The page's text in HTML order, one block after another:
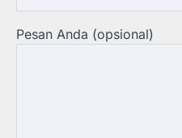
Pesan Anda (opsional)